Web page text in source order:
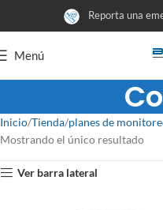
Reporta una
Menú
Inicio Tienda planes de
Mostrando el único resultado
Ver barra lateral